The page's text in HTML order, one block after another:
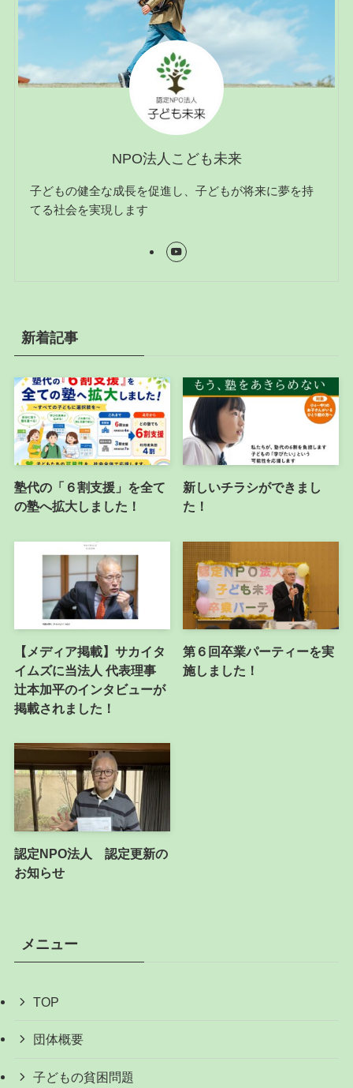
NPO法人こども未来
子どもの健全な成長を促進し、子どもが将来に夢を持
てる社会を実現します
新着記事
塾代の「６割支援」を全て
の塾へ拡大しました！
新しいチラシができまし
た！
【メディア掲載】サカイタ
イムズに当法人 代表理事
辻本加平のインタビューが
掲載されました！
第６回卒業パーティーを実
施しました！
認定NPO法人 認定更新の
お知らせ
メニュー
TOP
団体概要
子どもの貧困問題